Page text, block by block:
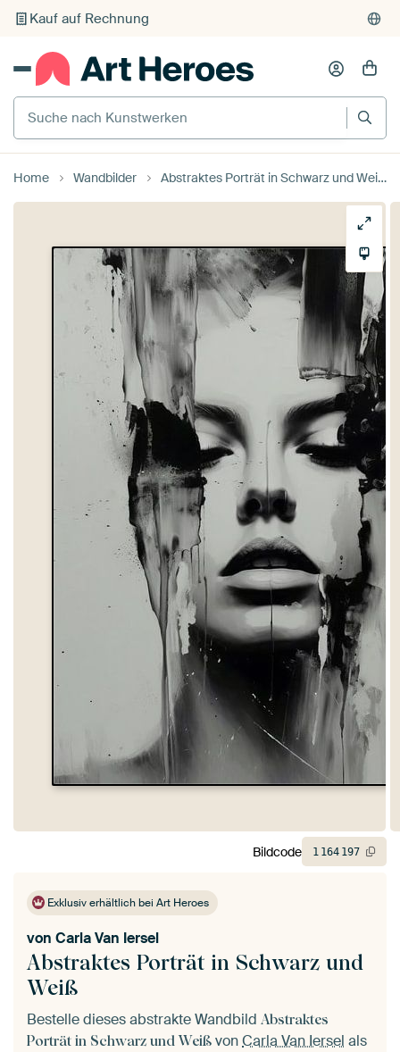
Kauf auf Rechnung
Individueller Druck auf Bestellung
Suche nach Kunstwerken
Home Wandbilder Abstraktes Porträt in Schwarz und Weiß von Carla Van Iersel
Exklusiv erhältlich bei Art Heroes
Abstraktes Porträt in Schwarz und
Weiß
von Carla Van Iersel
Bestelle dieses abstrakte Wandbild Abstraktes
Porträt in Schwarz und Weiß vonCarla Van Iersel als
Bildcode 1 164 197